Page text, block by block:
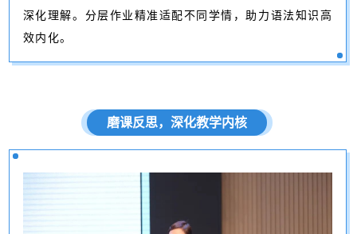
深化理解。分层作业精准适配不同学情，助力语法知识高
效内化。
磨课反思，深化教学内核